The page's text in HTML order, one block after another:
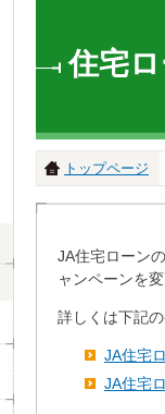
住宅
トップページ
JA住宅ローン
ャンペーンを変
詳しくは下記
JA住宅
JA住宅